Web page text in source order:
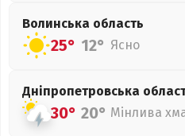
Волинська область
25° 12° Ясно
Дніпропетровська
30° 20° Мінлива